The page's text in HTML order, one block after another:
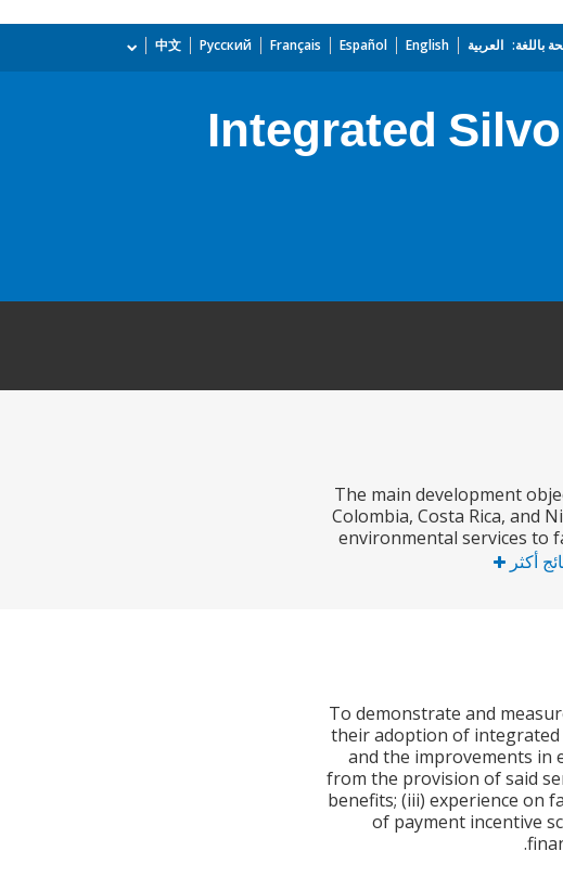
باللغة: العربية English
Español
Français
Русский
中文
Integrated
The main development
Colombia, Costa Rica, and
environmental services to
أكثر
To demonstrate and
their adoption of integrated
and the improvements in
from the provision of said
benefits; (iii) experience on
of payment incentive